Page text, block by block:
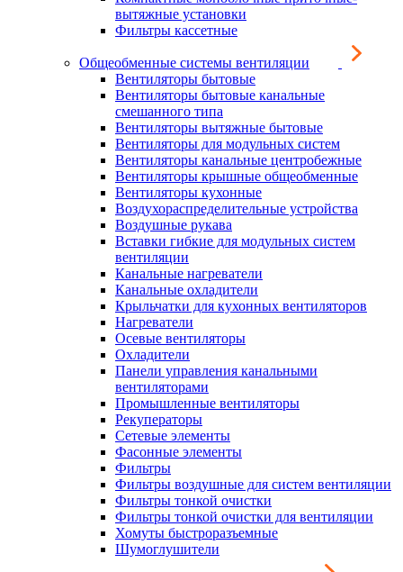
вытяжные установки
Фильтры кассетные
Общеобменные системы вентиляции
Вентиляторы бытовые
Вентиляторы бытовые канальные
смешанного типа
Вентиляторы вытяжные бытовые
Вентиляторы для модульных систем
Вентиляторы канальные центробежные
Вентиляторы крышные общеобменные
Вентиляторы кухонные
Воздухораспределительные устройства
Воздушные рукава
Вставки гибкие для модульных систем
вентиляции
Канальные нагреватели
Канальные охладители
Крыльчатки для кухонных вентиляторов
Нагреватели
Осевые вентиляторы
Охладители
Панели управления канальными
вентиляторами
Промышленные вентиляторы
Рекуператоры
Сетевые элементы
Фасонные элементы
Фильтры
Фильтры воздушные для систем вентиляции
Фильтры тонкой очистки
Фильтры тонкой очистки для вентиляции
Хомуты быстроразъемные
Шумоглушители